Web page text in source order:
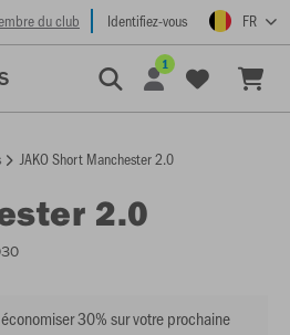
du club Identifiez-vous FR
1
JAKO Short Manchester 2.0
2.0
30% sur votre prochaine